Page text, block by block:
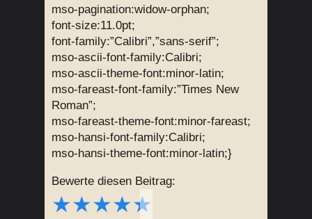
mso-pagination:widow-orphan;
font-size:11.0pt;
font-family:”Calibri”,”sans-serif”;
mso-ascii-font-family:Calibri;
mso-ascii-theme-font:minor-latin;
mso-fareast-font-family:”Times New
Roman”;
mso-fareast-theme-font:minor-fareast;
mso-hansi-font-family:Calibri;
mso-hansi-theme-font:minor-latin;}
Bewerte diesen Beitrag:
★★★★★